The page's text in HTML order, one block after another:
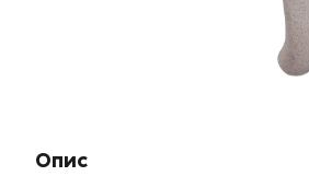
Опис